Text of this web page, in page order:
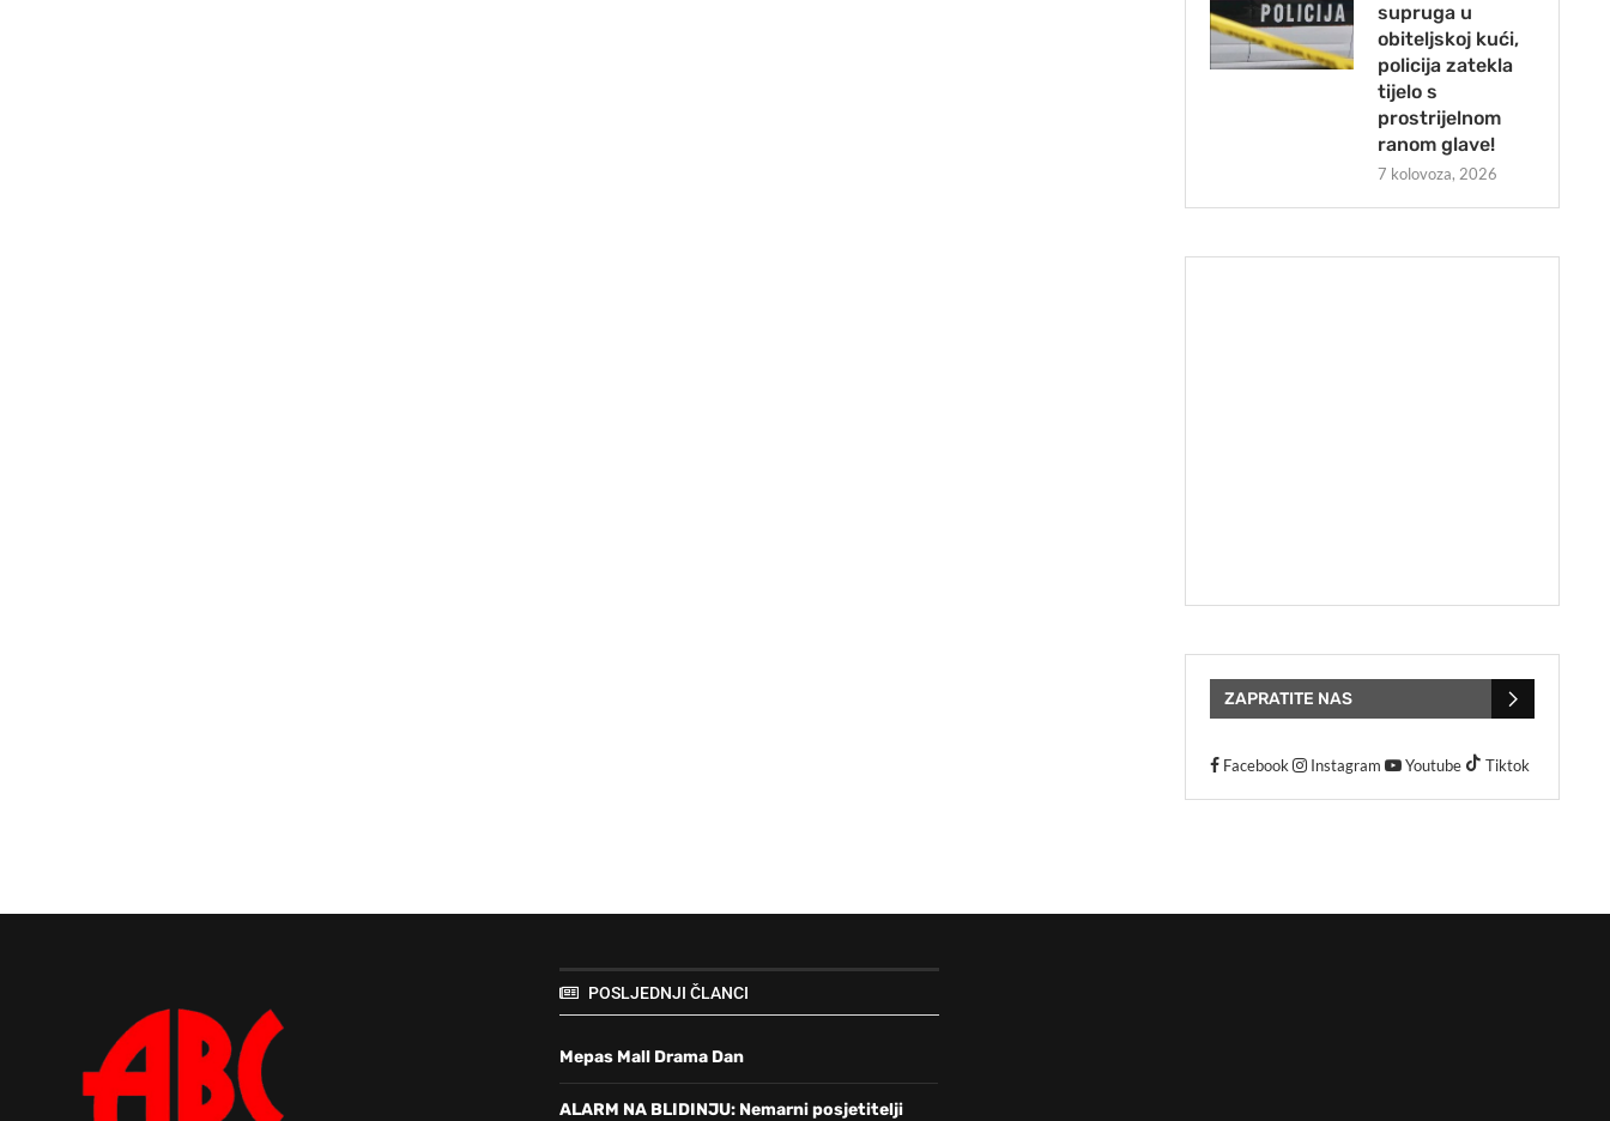
supruga u
obiteljskoj kući,
policija zatekla
tijelo s
prostrijelnom
ranom glave!
7 kolovoza, 2026
ZAPRATITE NAS
Facebook Instagram Youtube Tiktok
POSLJEDNJI ČLANCI
Mepas Mall Drama Dan
ALARM NA BLIDINJU: Nemarni posjetitelji